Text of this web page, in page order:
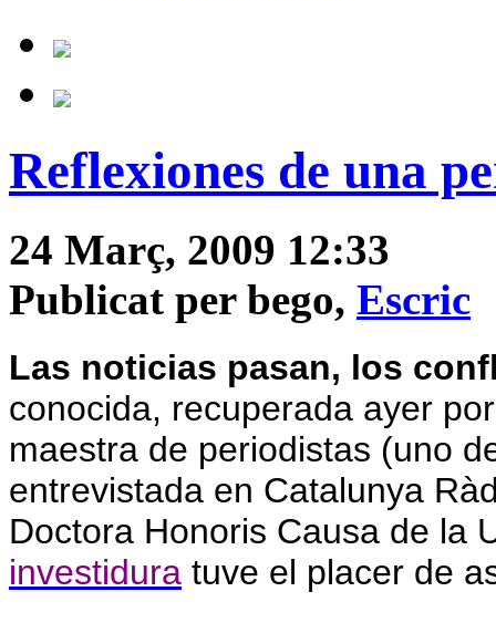
Reflexiones de una
24 Març, 2009 12:33
Publicat per bego, Escric
Las noticias pasan, los
conocida, recuperada ayer
maestra de periodistas (uno
entrevistada en Catalunya
Doctora Honoris Causa de la
investidura tuve el placer de